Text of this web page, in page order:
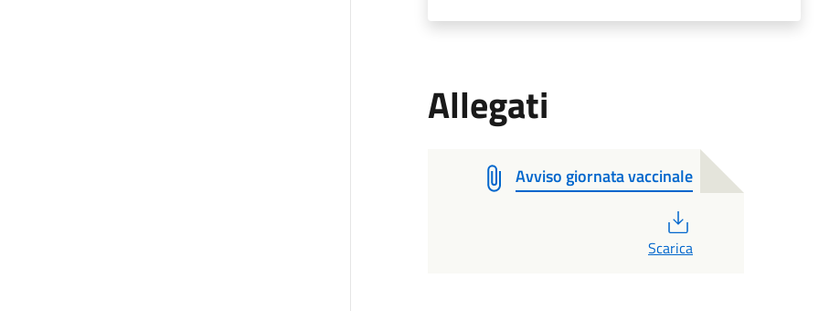
Allegati
Avviso giornata vaccinale
Scarica